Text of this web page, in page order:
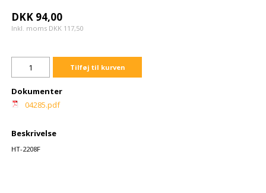
DKK 94,00
Inkl. moms DKK 117,50
Tilføj til kurven
Dokumenter
04285.pdf
Beskrivelse
HT-2208F